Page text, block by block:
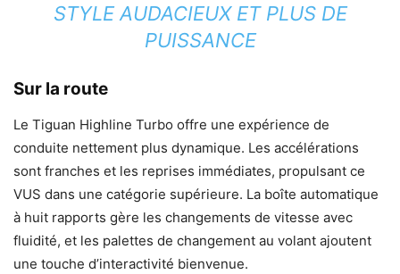
STYLE AUDACIEUX ET PLUS DE
PUISSANCE
Sur la route
Le Tiguan Highline Turbo offre une expérience de
conduite nettement plus dynamique. Les accélérations
sont franches et les reprises immédiates, propulsant ce
VUS dans une catégorie supérieure. La boîte automatique
à huit rapports gère les changements de vitesse avec
fluidité, et les palettes de changement au volant ajoutent
une touche d’interactivité bienvenue.